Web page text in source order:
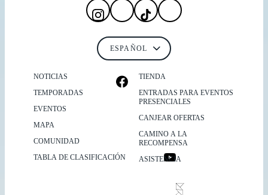
NOTICIAS
TEMPORADAS
EVENTOS
MAPA
COMUNIDAD
TABLA DE CLASIFICACIÓN
TIENDA
ENTRADAS PARA EVENTOS
PRESENCIALES
CANJEAR OFERTAS
CAMINO A LA
RECOMPENSA
ASISTENCIA